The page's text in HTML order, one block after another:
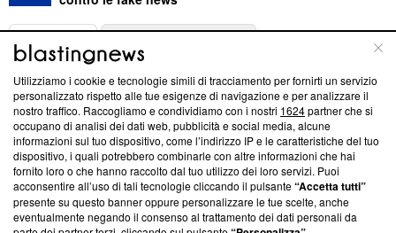
ABOUT
Questa sezione offre informazioni trasparenti su Blasting
News, sui nostri processi editoriali e su come ci impegniamo a
creare news di qualità. Inoltre, afferma la nostra aderenza a
‘Trust Project - News with Integrity’Blasting News non è
ancora membro del programma, ma ha richiesto di farne
parte; Trust Project non ha ancora effettuato una verifica di
conformità agli standard.
Utilizziamo i cookie e tecnologie simili di tracciamento per fornirti un servizio
personalizzato rispetto alle tue esigenze di navigazione e per analizzare il
nostro traffico. Raccogliamo e condividiamo con i nostri 1624partner che si
occupano di analisi dei dati web, pubblicità e social media, alcune
informazioni sul tuo dispositivo, come l’indirizzo IP e le caratteristiche del tuo
dispositivo, i quali potrebbero combinarle con altre informazioni che hai
fornito loro o che hanno raccolto dal tuo utilizzo dei loro servizi. Puoi
acconsentire all’uso di tali tecnologie cliccando il pulsante“Accetta tutti”
presente su questo banner oppure personalizzare le tue scelte, anche
eventualmente negando il consenso al trattamento dei dati personali da